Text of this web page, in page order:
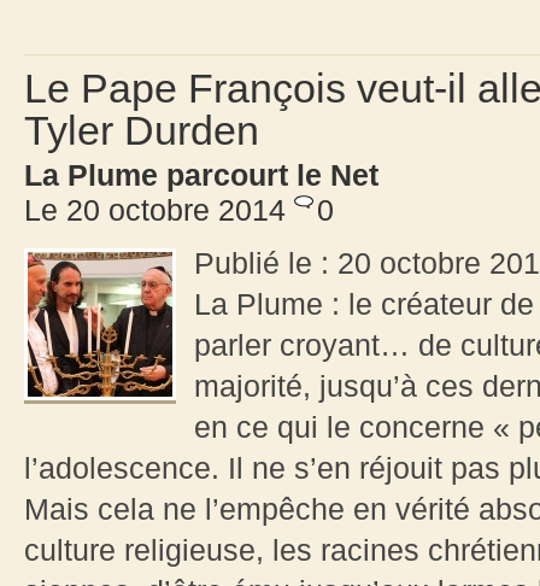
Le Pape François veut-il
Tyler Durden
La Plume parcourt le Net
Le 20 octobre 2014
0
Publié le : 20 octobre
La Plume : le créateur
parler croyant… de
majorité, jusqu’à ces
en ce qui le concerne «
l’adolescence. Il ne s’en réjouit pas
Mais cela ne l’empêche en vérité
culture religieuse, les racines